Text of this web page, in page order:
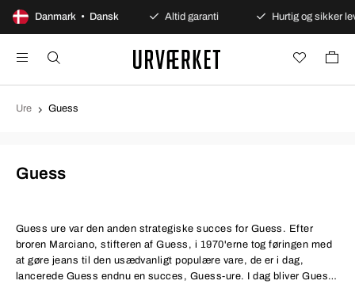
Danmark • Dansk
Sikre betalinger Altid garanti Hurtig og sikker levering
Ure Guess
Guess
Guess ure var den anden strategiske succes for Guess. Efter
broren Marciano, stifteren af Guess, i 1970'erne tog føringen med
at gøre jeans til den usædvanligt populære vare, de er i dag,
lancerede Guess endnu en succes, Guess-ure. I dag bliver Guess